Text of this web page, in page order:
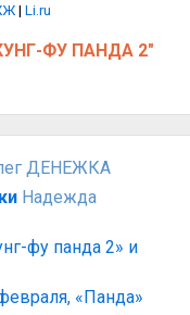
| Li.ru
ФУ ПАНДА 2"
ДЕНЕЖКА
Надежда
фу панда 2» и
«Панда»